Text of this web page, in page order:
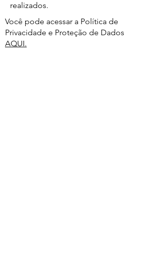
realizados.
Você pode acessar a Política de
Privacidade e Proteção de Dados
AQUI.